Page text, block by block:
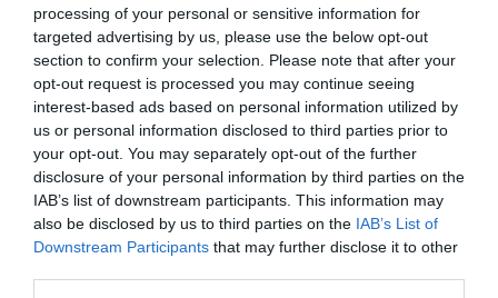
processing of your personal or sensitive information for
targeted advertising by us, please use the below opt-out
section to confirm your selection. Please note that after your
opt-out request is processed you may continue seeing
interest-based ads based on personal information utilized by
us or personal information disclosed to third parties prior to
your opt-out. You may separately opt-out of the further
disclosure of your personal information by third parties on the
IAB’s list of downstream participants. This information may
also be disclosed by us to third parties on the IAB’s List of
Downstream Participants that may further disclose it to other
TAGS:
ΝΕΔΑ
ΥΠΟΥΡΓΕΙΟ ΠΕΡΙΒΑΛΛΟΝΤΟΣ ΚΑΙ ΕΝΕΡΓΕΙΑΣ
ΦΩΤΕΙΝΗ ΠΙΠΙΛΗ
ΓΙΩΡΓΟΣ ΑΜΥΡΑΣ
Facebook Twitter